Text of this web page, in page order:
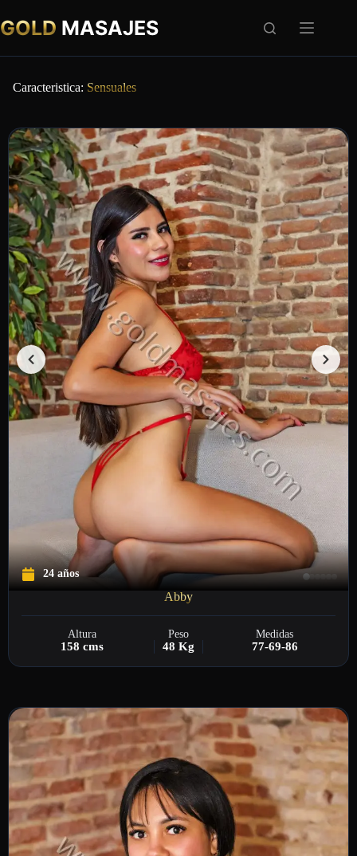
GOLD MASAJES
Caracteristica: Sensuales
24 años
Abby
Altura Peso Medidas
158 cms 48 Kg 77-69-86